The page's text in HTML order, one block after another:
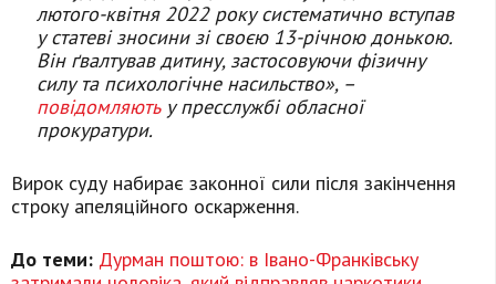
лютого-квітня 2022 року систематично вступав
у статеві зносини зі своєю 13-річною донькою.
Він ґвалтував дитину, застосовуючи фізичну
силу та психологічне насильство», –
повідомляютьу пресслужбі обласної
прокуратури.
Вирок суду набирає законної сили після закінчення
строку апеляційного оскарження.
До теми: Дурман поштою: в Івано-Франківську